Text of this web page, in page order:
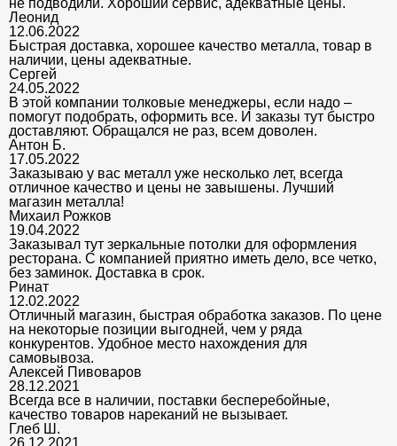
Леонид
12.06.2022
Быстрая доставка, хорошее качество металла, товар в
наличии, цены адекватные.
Сергей
24.05.2022
В этой компании толковые менеджеры, если надо –
помогут подобрать, оформить все. И заказы тут быстро
доставляют. Обращался не раз, всем доволен.
Антон Б.
17.05.2022
Заказываю у вас металл уже несколько лет, всегда
отличное качество и цены не завышены. Лучший
магазин металла!
Михаил Рожков
19.04.2022
Заказывал тут зеркальные потолки для оформления
ресторана. С компанией приятно иметь дело, все четко,
без заминок. Доставка в срок.
Ринат
12.02.2022
Отличный магазин, быстрая обработка заказов. По цене
на некоторые позиции выгодней, чем у ряда
конкурентов. Удобное место нахождения для
самовывоза.
Алексей Пивоваров
28.12.2021
Всегда все в наличии, поставки бесперебойные,
качество товаров нареканий не вызывает.
Глеб Ш.
26.12.2021